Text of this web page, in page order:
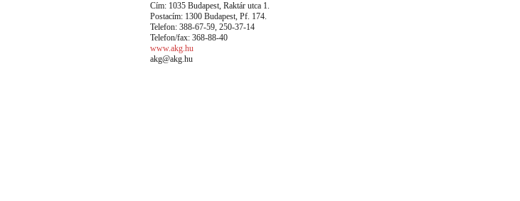
Cím: 1035 Budapest, Raktár utca 1.
Postacím: 1300 Budapest, Pf. 174.
Telefon: 388-67-59, 250-37-14
Telefon/fax: 368-88-40
www.akg.hu
akg@akg.hu